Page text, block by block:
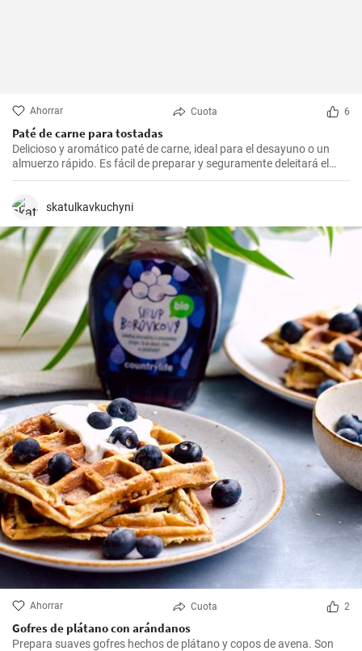
Ahorrar Cuota 6
Paté de carne para tostadas
Delicioso y aromático paté de carne, ideal para el desayuno o un
almuerzo rápido. Es fácil de preparar y seguramente deleitará el
paladar de todos los amantes de la carne.
skatulkavkuchyni
Ahorrar Cuota 2
Gofres de plátano con arándanos
Prepara suaves gofres hechos de plátano y copos de avena. Son